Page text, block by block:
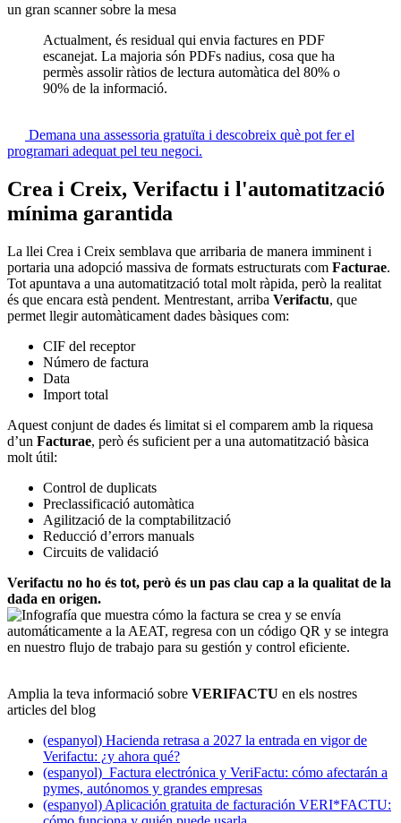
Actualment, és residual qui envia factures en PDF
escanejat. La majoria són PDFs nadius, cosa que ha
permès assolir ràtios de lectura automàtica del 80% o
90% de la informació.
Demana una assessoria gratuïta i descobreix què pot fer el
programari adequat pel teu negoci.
Crea i Creix, Verifactu i l'automatització
mínima garantida
La llei Crea i Creix semblava que arribaria de manera imminent i
portaria una adopció massiva de formats estructurats com Facturae.
Tot apuntava a una automatització total molt ràpida, però la realitat
és que encara està pendent. Mentrestant, arriba Verifactu, que
permet llegir automàticament dades bàsiques com:
CIF del receptor
Número de factura
Data
Import total
Aquest conjunt de dades és limitat si el comparem amb la riquesa
d’un Facturae, però és suficient per a una automatització bàsica
molt útil:
Control de duplicats
Preclassificació automàtica
Agilització de la comptabilització
Reducció d’errors manuals
Circuits de validació
Verifactu no ho és tot, però és un pas clau cap a la qualitat de la
dada en origen.
Amplia la teva informació sobre VERIFACTU en els nostres
articles del blog
(espanyol) Hacienda retrasa a 2027 la entrada en vigor de
Verifactu: ¿y ahora qué?
(espanyol) Factura electrónica y VeriFactu: cómo afectarán a
pymes, autónomos y grandes empresas
(espanyol) Aplicación gratuita de facturación VERI*FACTU: